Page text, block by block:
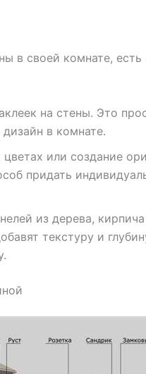
в своей комнате,
на стены. Это
в комнате.
или создание
придать
из дерева,
текстуру и